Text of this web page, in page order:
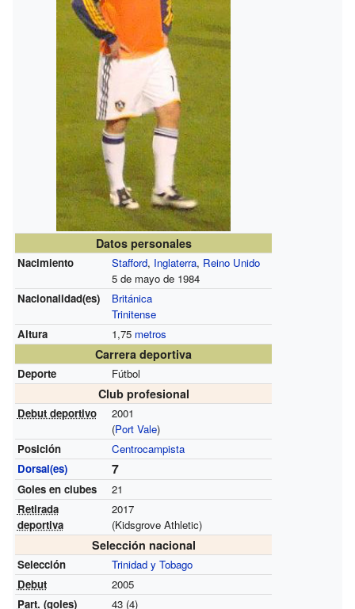
Datos personales
Nacimiento Stafford, Inglaterra, Reino Unido
5 de mayo de 1984
Nacionalidad(es)
Británica
Trinitense
Altura
1,75 metros
Carrera deportiva
Deporte Fútbol
Club profesional
Debut deportivo
2001
(Port Vale)
Posición
Centrocampista
Dorsal(es)
7
Goles en clubes
21
Retirada
deportiva
2017
(Kidsgrove Athletic)
Selección nacional
Selección
Trinidad y Tobago
Debut
2005
Part. (goles) 43 (4)